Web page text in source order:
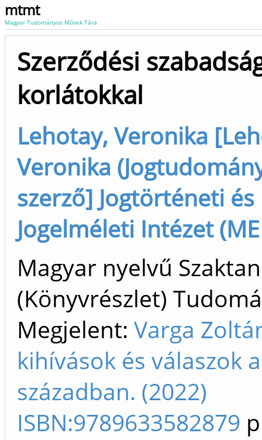
mtmt
Magyar Tudományos Művek Tára
Szerződési
korlátokkal
Lehotay, Veronika
Veronika
szerző] Jogtörténeti és
Jogelméleti Intézet (ME
Magyar nyelvű
(Könyvrészlet)
Megjelent: Varga
kihívások és válaszok
században. (2022)
ISBN:9789633582879